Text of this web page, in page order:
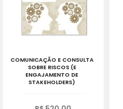
COMUNICAÇÃO E CONSULTA
SOBRE RISCOS (E
ENGAJAMENTO DE
STAKEHOLDERS)